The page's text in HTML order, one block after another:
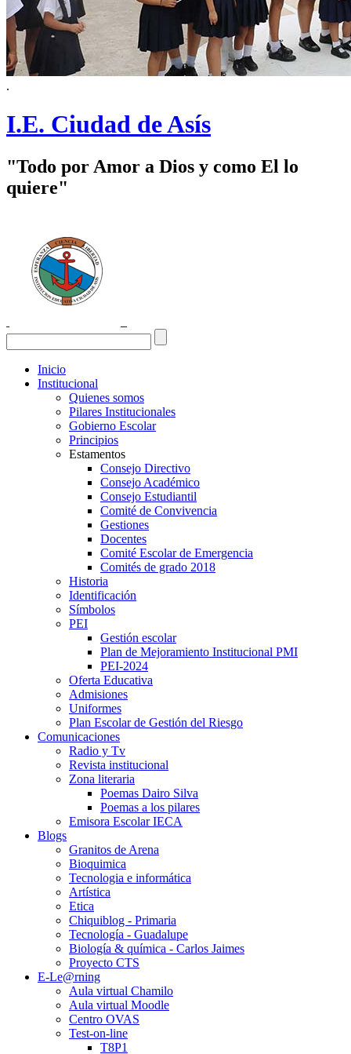
.
I.E. Ciudad de Asís
"Todo por Amor a Dios y como El lo
quiere"
Inicio
Institucional
Quienes somos
Pilares Institucionales
Gobierno Escolar
Principios
Estamentos
Consejo Directivo
Consejo Académico
Consejo Estudiantil
Comité de Convivencia
Gestiones
Docentes
Comité Escolar de Emergencia
Comités de grado 2018
Historia
Identificación
Símbolos
PEI
Gestión escolar
Plan de Mejoramiento Institucional PMI
PEI-2024
Oferta Educativa
Admisiones
Uniformes
Plan Escolar de Gestión del Riesgo
Comunicaciones
Radio y Tv
Revista institucional
Zona literaria
Poemas Dairo Silva
Poemas a los pilares
Emisora Escolar IECA
Blogs
Granitos de Arena
Bioquimica
Tecnologia e informática
Artística
Etica
Chiquiblog - Primaria
Tecnología - Guadalupe
Biología & química - Carlos Jaimes
Proyecto CTS
E-Le@rning
Aula virtual Chamilo
Aula virtual Moodle
Centro OVAS
Test-on-line
T8P1